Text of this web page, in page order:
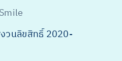
วนลิขสิทธิ์ 2020-